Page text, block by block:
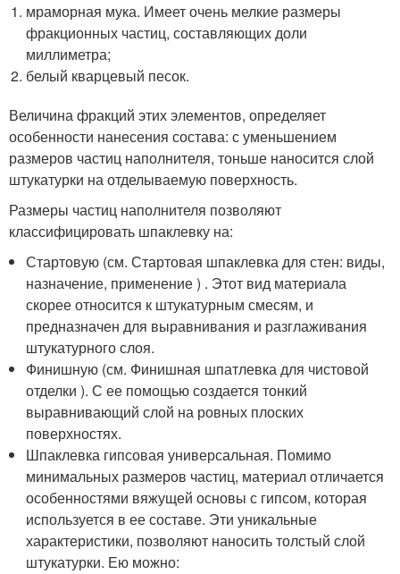
мраморная мука. Имеет очень мелкие размеры
фракционных частиц, составляющих доли
миллиметра;
белый кварцевый песок.
Величина фракций этих элементов, определяет
особенности нанесения состава: с уменьшением
размеров частиц наполнителя, тоньше наносится слой
штукатурки на отделываемую поверхность.
Размеры частиц наполнителя позволяют
классифицировать шпаклевку на:
Стартовую (см. Стартовая шпаклевка для стен: виды,
назначение, применение ) . Этот вид материала
скорее относится к штукатурным смесям, и
предназначен для выравнивания и разглаживания
штукатурного слоя.
Финишную (см. Финишная шпатлевка для чистовой
отделки ). С ее помощью создается тонкий
выравнивающий слой на ровных плоских
поверхностях.
Шпаклевка гипсовая универсальная. Помимо
минимальных размеров частиц, материал отличается
особенностями вяжущей основы с гипсом, которая
используется в ее составе. Эти уникальные
характеристики, позволяют наносить толстый слой
штукатурки. Ею можно: